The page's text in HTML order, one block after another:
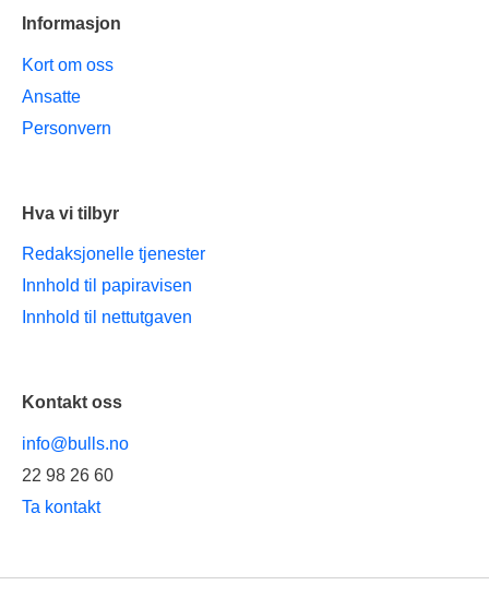
Informasjon
Kort om oss
Ansatte
Personvern
Hva vi tilbyr
Redaksjonelle tjenester
Innhold til papiravisen
Innhold til nettutgaven
Kontakt oss
info@bulls.no
22 98 26 60
Ta kontakt